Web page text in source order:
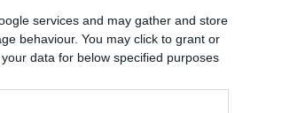
services and may gather and store
behaviour. You may click to grant or
data for below specified purposes